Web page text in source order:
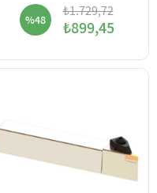
%48 ₺1.729,72
₺899,45